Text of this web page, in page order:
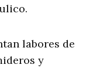
labores de
y